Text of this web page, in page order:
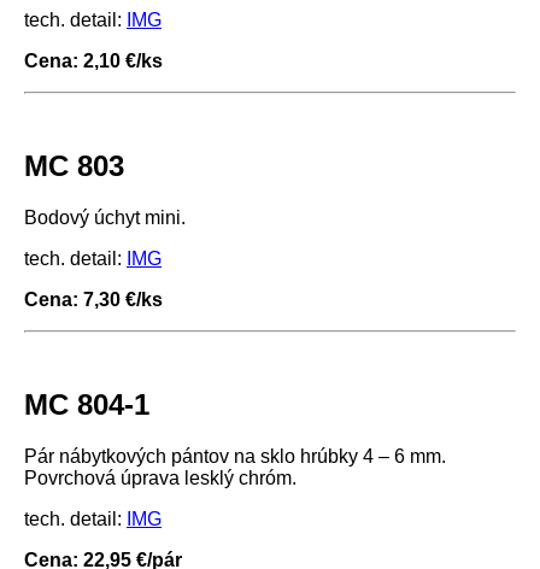
tech. detail:
IMG
Cena: 2,10 €/ks
MC 803
Bodový úchyt mini.
tech. detail:
IMG
Cena: 7,30 €/ks
MC 804-1
Pár nábytkových pántov na sklo hrúbky 4 – 6 mm.
Povrchová úprava lesklý chróm.
tech. detail:
IMG
Cena: 22,95 €/pár